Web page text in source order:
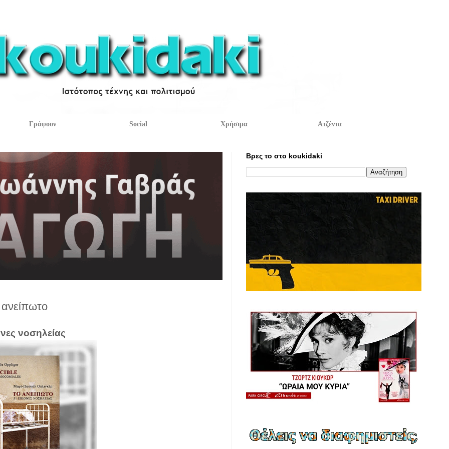
Γράφουν Social Χρήσιμα Ατζέντα
νοσηλείας
Βρες το στο koukidaki